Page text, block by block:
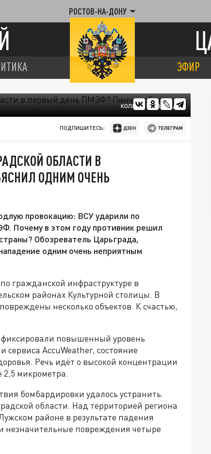
РОСТОВ-НА-ДОНУ
ЭФИР
КОЛЛАЖ ЦАРЬГРАДА
ПОДПИШИТЕСЬ:
ОБЛАСТИ В
ОДНИМ ОЧЕНЬ
провокацию: ВСУ ударили по
Почему в этом году противник решил
Обозреватель Царьграда,
одним очень неприятным
гражданской инфраструктуре в
районах Культурной столицы. В
несколько объектов. К счастью,
повышенный уровень
сервиса AccuWeather, состояние
Речь идёт о высокой концентрации
микрометра.
бомбардировки удалось устранить.
области. Над территорией региона
районе в результате падения
незначительные повреждения четыре